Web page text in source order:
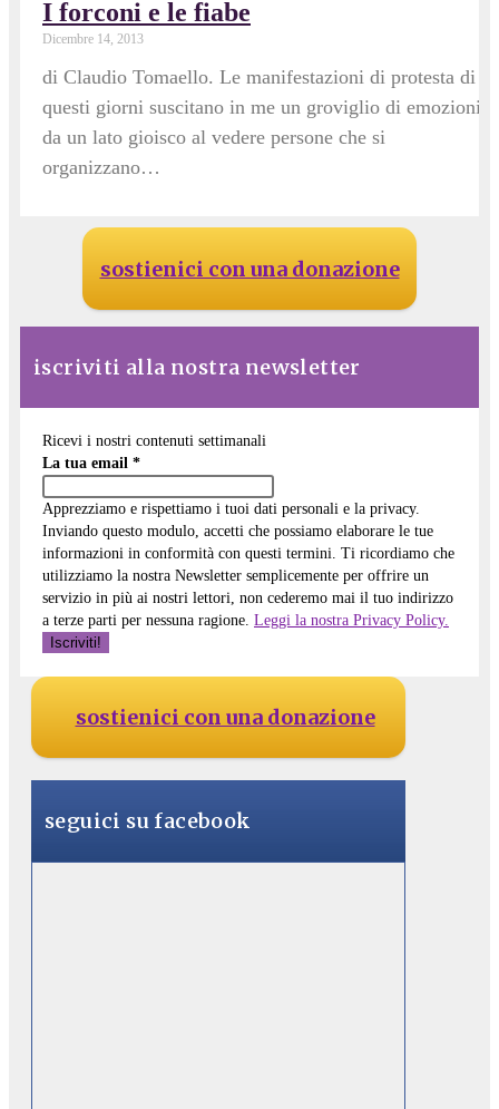
I forconi e le fiabe
Dicembre 14, 2013
di Claudio Tomaello. Le manifestazioni di protesta di
questi giorni suscitano in me un groviglio di emozioni:
da un lato gioisco al vedere persone che si
organizzano…
sostienici con una donazione
iscriviti alla nostra newsletter
Ricevi i nostri contenuti settimanali
La tua email *
Apprezziamo e rispettiamo i tuoi dati personali e la privacy.
Inviando questo modulo, accetti che possiamo elaborare le tue
informazioni in conformità con questi termini. Ti ricordiamo che
utilizziamo la nostra Newsletter semplicemente per offrire un
servizio in più ai nostri lettori, non cederemo mai il tuo indirizzo
a terze parti per nessuna ragione. Leggi la nostra Privacy Policy.
sostienici con una donazione
seguici su facebook